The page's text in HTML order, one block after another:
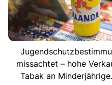
missachtet – hohe
Tabak an